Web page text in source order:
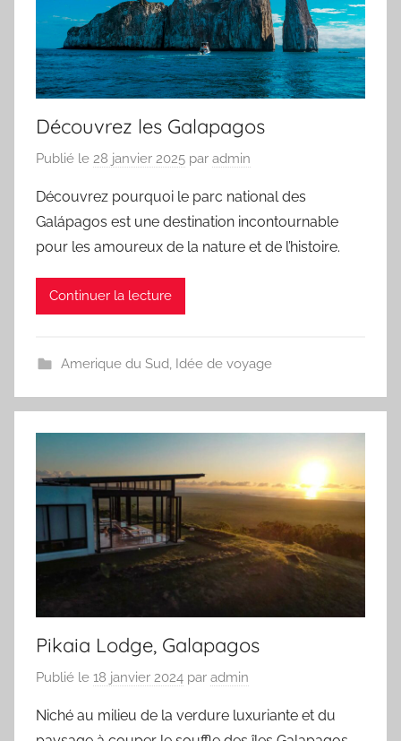
Découvrez les Galapagos
Publié le 28 janvier 2025 par admin
Découvrez pourquoi le parc national des
Galápagos est une destination incontournable
pour les amoureux de la nature et de l’histoire.
Continuer la lecture
Amerique du Sud Idée de voyage
Pikaia Lodge, Galapagos
Publié le 18 janvier 2024 par admin
Niché au milieu de la verdure luxuriante et du